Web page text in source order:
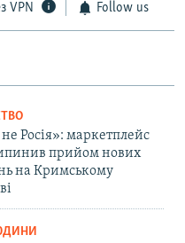
VPN Follow us
Росія»: маркетплейс
прийом нових
на Кримському